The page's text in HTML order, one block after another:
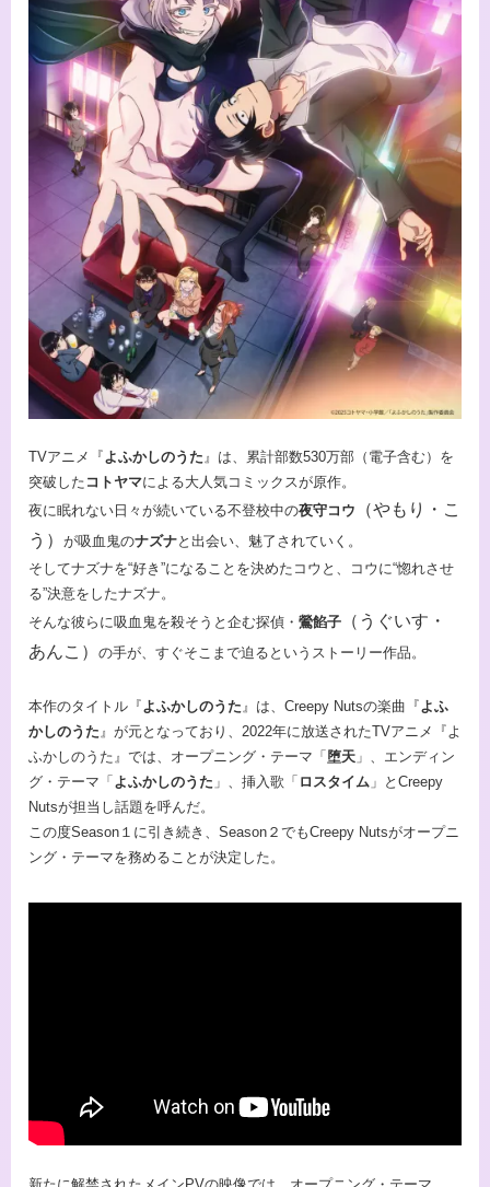
TVアニメ『よふかしのうた』は、累計部数530万部（電子含む）を
突破した コトヤマによる大人気コミックスが原作。
夜に眠れない日々が続いている不登校中の夜守コウ
（やもり・こ
う） が吸血鬼のナズナと出会い、魅了されていく。
そしてナズナを“好き”になることを決めたコウと、コウに“惚れさせ
る”決意をしたナズナ。
そんな彼らに吸血鬼を殺そうと企む探偵・ 鶯餡子 （うぐいす・
あんこ） の手が、すぐそこまで迫るというストーリー作品。
本作のタイトル『 よふかしのうた 』は、Creepy Nutsの楽曲『 よふ
かしのうた 』が元となっており、2022年に放送されたTVアニメ『よ
ふかしのうた』では、オープニング・テーマ「堕天 」、エンディン
グ・テーマ「 よふかしのうた 」、挿入歌「 ロスタイム 」とCreepy
Nutsが担当し話題を呼んだ。
この度Season１に引き続き、Season２でもCreepy Nutsがオープニ
ング・テーマを務めることが決定した。